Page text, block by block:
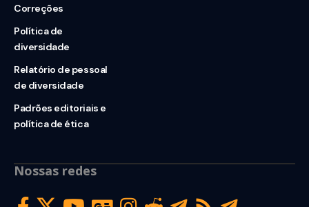
Correções
Política de
diversidade
Relatório de pessoal
de diversidade
Padrões editoriais e
política de ética
Nossas redes